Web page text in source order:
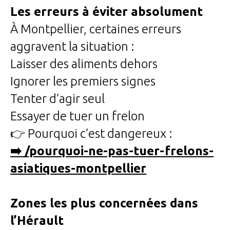
Les erreurs à éviter absolument
À Montpellier, certaines erreurs
aggravent la situation :
Laisser des aliments dehors
Ignorer les premiers signes
Tenter d’agir seul
Essayer de tuer un frelon
👉 Pourquoi c’est dangereux :
➡️ /pourquoi-ne-pas-tuer-frelons-
asiatiques-montpellier
Zones les plus concernées dans
l’Hérault